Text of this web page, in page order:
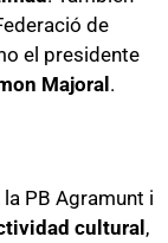
de
el presidente
Majoral .
PB Agramunt i
cultural,